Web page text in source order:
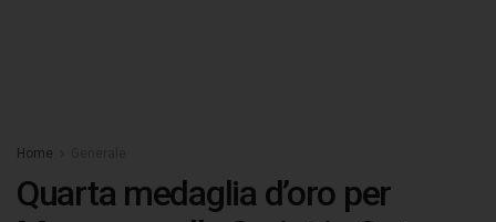
Home
Quarta medaglia d’oro per